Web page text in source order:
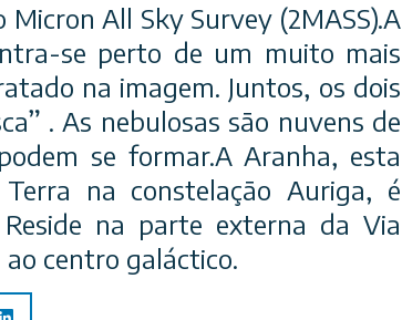
Micron All Sky Survey (2MASS).A
se perto de um muito mais
na imagem. Juntos, os dois
. As nebulosas são nuvens de
se formar.A Aranha, esta
na constelação Auriga, é
na parte externa da Via
centro galáctico.